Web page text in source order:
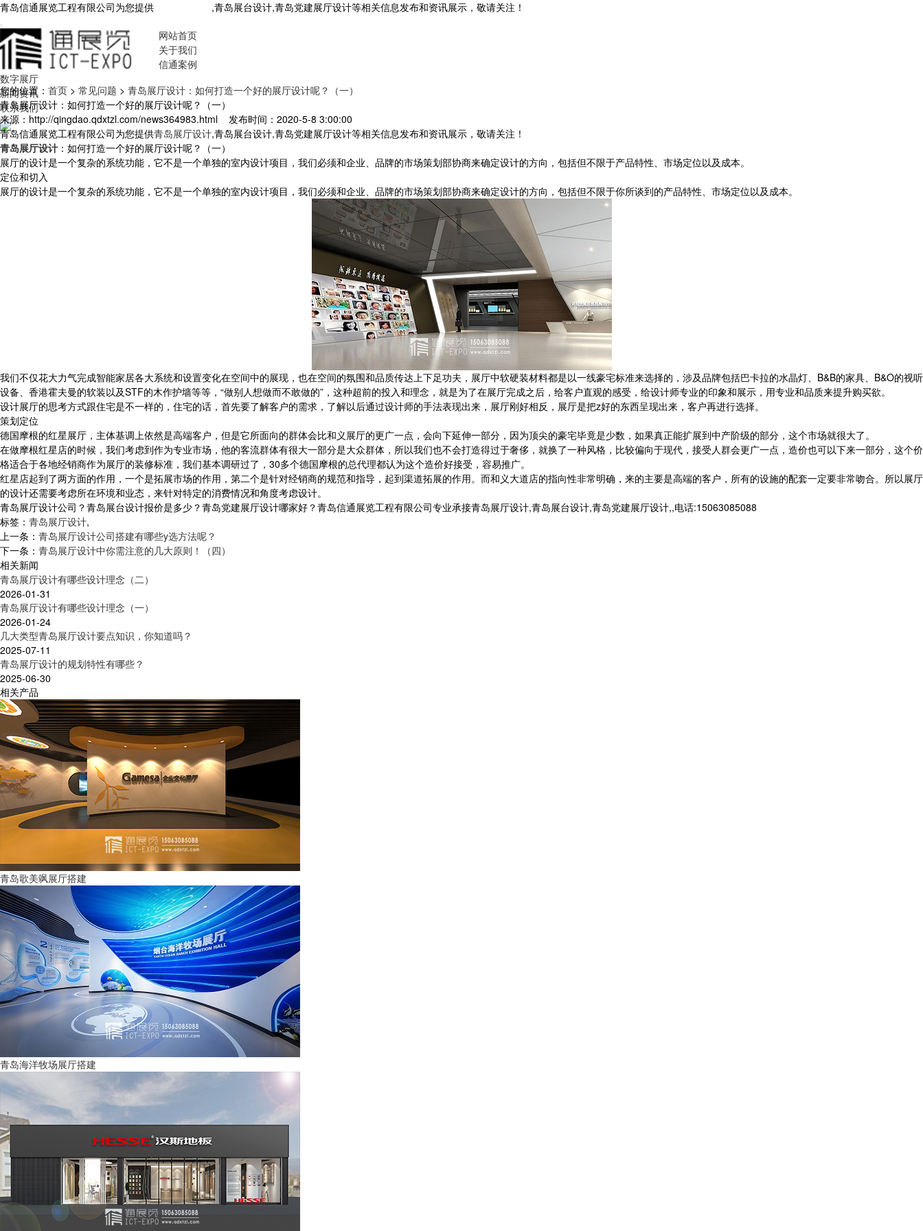
青岛信通展览工程有限公司为您提供 ,青岛展台设计,青岛党建展厅设计等相关信息发布和资讯展示，敬请关注！
网站首页
关于我们
信通案例
数字展厅
新闻资讯
联系我们
您的位置： 首页 > 常见问题 > 青岛展厅设计：如何打造一个好的展厅设计呢？（一）
青岛展厅设计：如何打造一个好的展厅设计呢？（一）
来源：http://qingdao.qdxtzl.com/news364983.html 发布时间：2020-5-8 3:00:00
青岛信通展览工程有限公司为您提供青岛展厅设计,青岛展台设计,青岛党建展厅设计等相关信息发布和资讯展示，敬请关注！
青岛展厅设计 ：如何打造一个好的展厅设计呢？（一）
展厅的设计是一个复杂的系统功能，它不是一个单独的室内设计项目，我们必须和企业、品牌的市场策划部协商来确定设计的方向，包括但不限于产品特性、市场定位以及成本。
定位和切入
展厅的设计是一个复杂的系统功能，它不是一个单独的室内设计项目，我们必须和企业、品牌的市场策划部协商来确定设计的方向，包括但不限于你所谈到的产品特性、市场定位以及成本。
我们不仅花大力气完成智能家居各大系统和设置变化在空间中的展现，也在空间的氛围和品质传达上下足功夫，展厅中软硬装材料都是以一线豪宅标准来选择的，涉及品牌包括巴卡拉的水晶灯、B&B的家具、B&O的视听
设备、香港霍夫曼的软装以及STF的木作护墙等等，“做别人想做而不敢做的”，这种超前的投入和理念，就是为了在展厅完成之后，给客户直观的感受，给设计师专业的印象和展示，用专业和品质来提升购买欲。
设计展厅的思考方式跟住宅是不一样的，住宅的话，首先要了解客户的需求，了解以后通过设计师的手法表现出来，展厅刚好相反，展厅是把z好的东西呈现出来，客户再进行选择。
策划定位
德国摩根的红星展厅，主体基调上依然是高端客户，但是它所面向的群体会比和义展厅的更广一点，会向下延伸一部分，因为顶尖的豪宅毕竟是少数，如果真正能扩展到中产阶级的部分，这个市场就很大了。
在做摩根红星店的时候，我们考虑到作为专业市场，他的客流群体有很大一部分是大众群体，所以我们也不会打造得过于奢侈，就换了一种风格，比较偏向于现代，接受人群会更广一点，造价也可以下来一部分，这个价
格适合于各地经销商作为展厅的装修标准，我们基本调研过了，30多个德国摩根的总代理都认为这个造价好接受，容易推广。
红星店起到了两方面的作用，一个是拓展市场的作用，第二个是针对经销商的规范和指导，起到渠道拓展的作用。而和义大道店的指向性非常明确，来的主要是高端的客户，所有的设施的配套一定要非常吻合。所以展厅
的设计还需要考虑所在环境和业态，来针对特定的消费情况和角度考虑设计。
青岛展厅设计公司？青岛展台设计报价是多少？青岛党建展厅设计哪家好？青岛信通展览工程有限公司专业承接青岛展厅设计,青岛展台设计,青岛党建展厅设计,,电话:15063085088
标签： 青岛展厅设计,
上一条： 青岛展厅设计公司搭建有哪些y选方法呢？
下一条： 青岛展厅设计中你需注意的几大原则！（四）
相关新闻
青岛展厅设计有哪些设计理念（二）
2026-01-31
青岛展厅设计有哪些设计理念（一）
2026-01-24
几大类型青岛展厅设计要点知识，你知道吗？
2025-07-11
青岛展厅设计的规划特性有哪些？
2025-06-30
相关产品
青岛歌美飒展厅搭建
青岛海洋牧场展厅搭建